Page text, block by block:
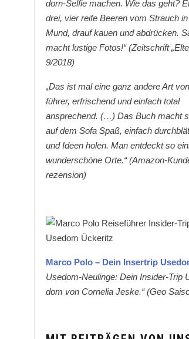
dorn-Self­ie machen. Wie das geht?
drei, vier reife Beeren vom Strauch
Mund, drauf kauen und abdrück­en.
macht lustige Fotos!“ (Zeitschrift
9/2018)
„Das ist mal eine ganz andere Art
führer, erfrischend und ein­fach total
ansprechend. (…) Das Buch macht
auf dem Sofa Spaß, ein­fach
und Ideen holen. Man ent­deckt so
wun­der­schöne Orte.“ (Ama­zon-
rezen­sion)
Mar­co Polo – Dein Inser­trip
Use­dom-Neulinge: Dein Insid­er-Trip
dom von Cor­nelia Jeske.“ (Geo